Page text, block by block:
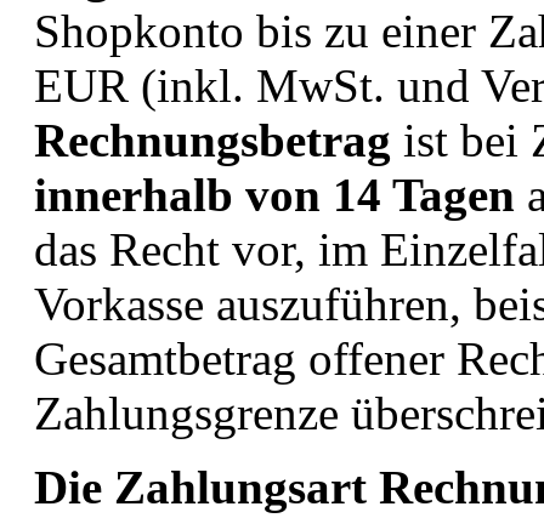
Shopkonto bis zu einer
EUR (inkl. MwSt. und
Rechnungsbetrag ist bei
innerhalb von 14 Tagen
das Recht vor, im
Vorkasse auszuführen,
Gesamtbetrag offener
Zahlungsgrenze
Die Zahlungsart